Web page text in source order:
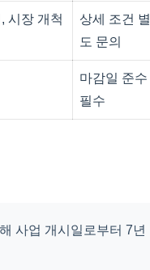
시장 개척
상세 조건 별
도 문의
마감일 준수
필수
사업 개시일로부터 7년